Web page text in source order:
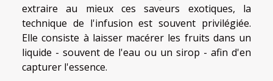
extraire au mieux ces saveurs exotiques, la
technique de l'infusion est souvent privilégiée.
Elle consiste à laisser macérer les fruits dans un
liquide - souvent de l'eau ou un sirop - afin d'en
capturer l'essence.